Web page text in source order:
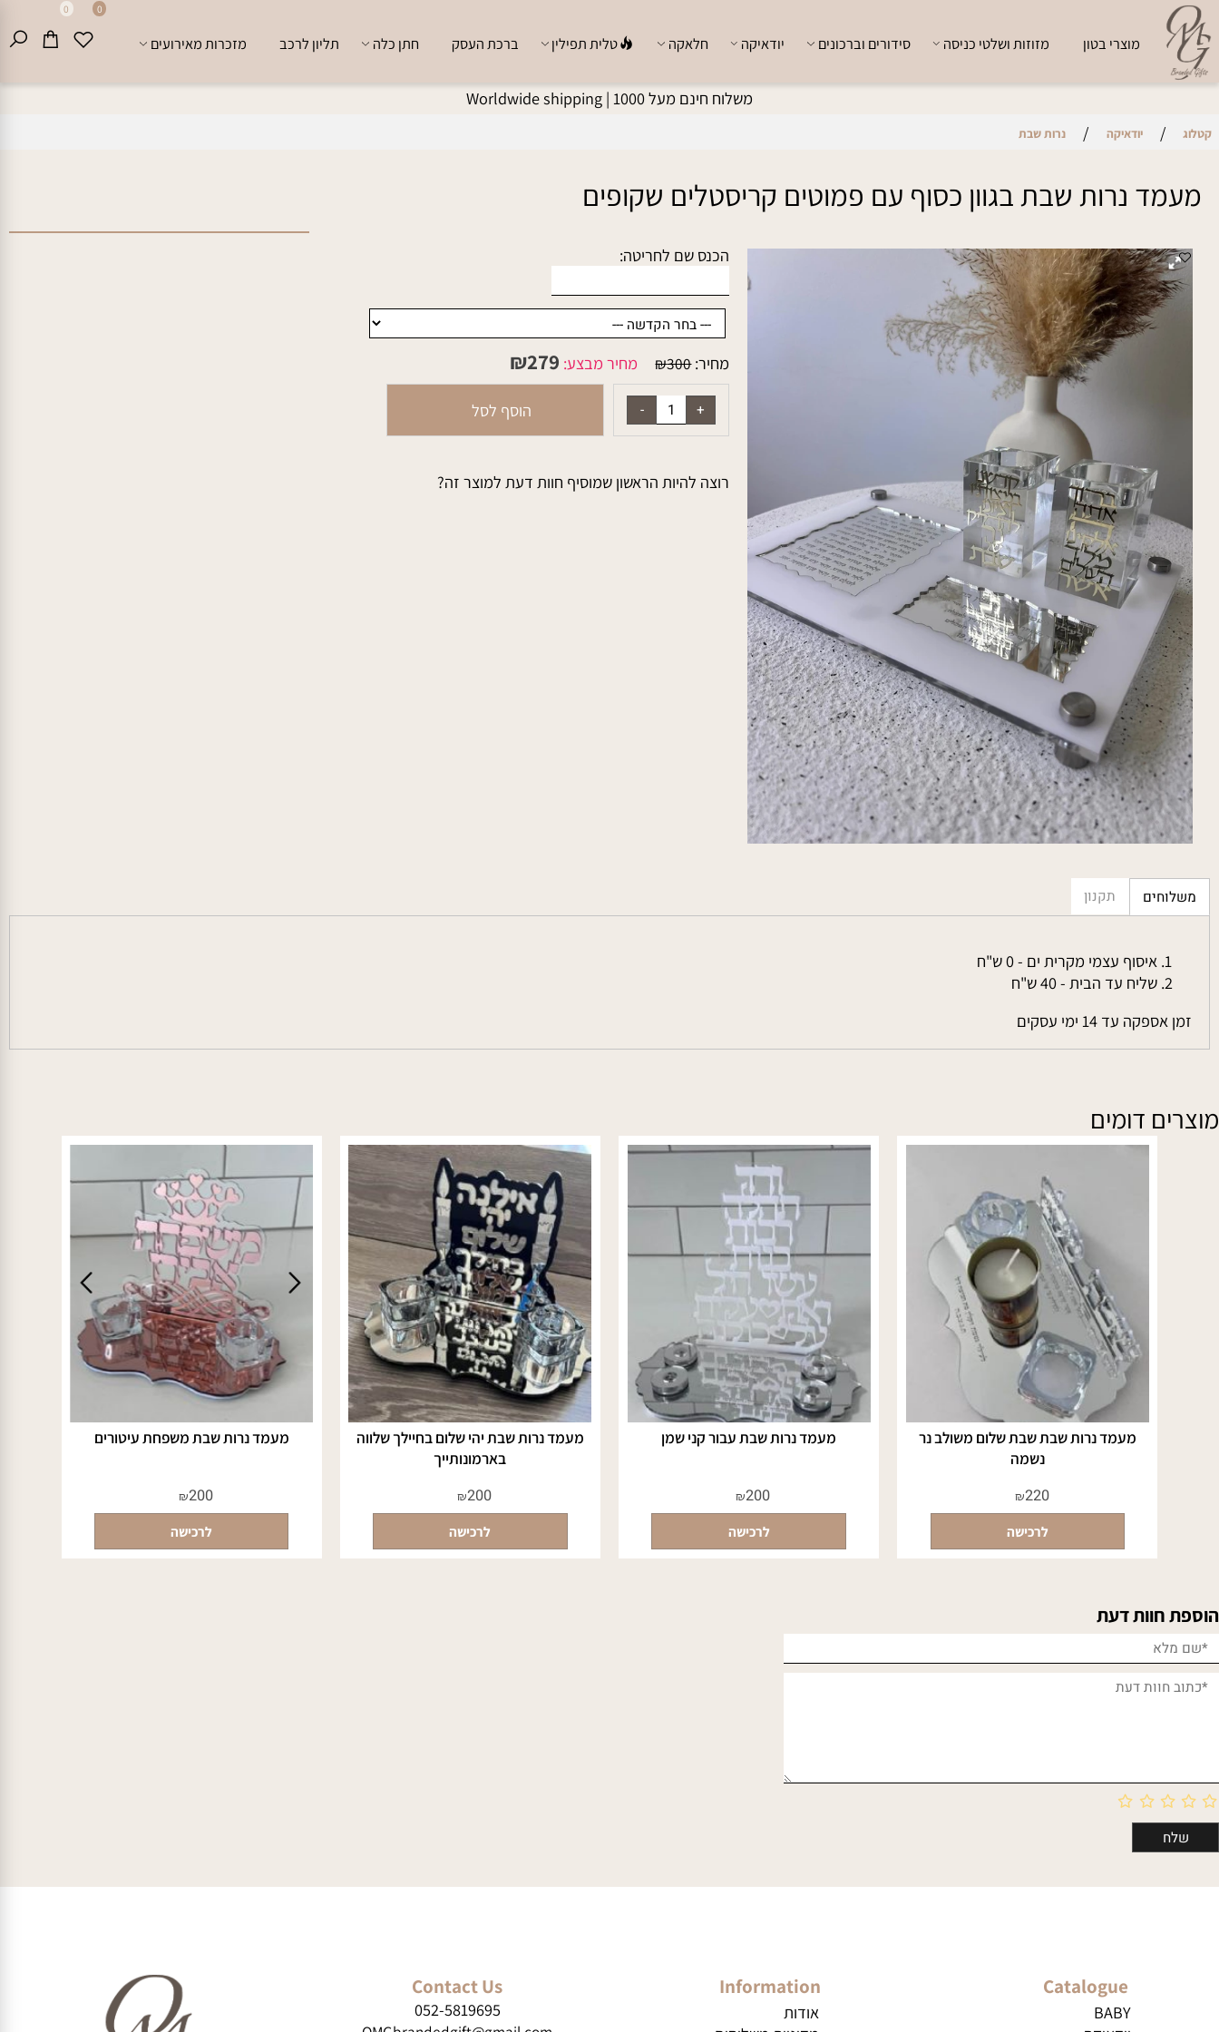
משלוח חינם מעל 1000 | Worldwide shipping
0 0
מוצרי בטון מזוזות ושלטי כניסה סידורים וברכונים יודאיקה חלאקה טלית תפילין ברכת העסק חתן כלה תליון לרכב מזכרות מאירועים
/ יודאיקה / נרות שבת
נרות שבת בגוון כסוף עם פמוטים קריסטלים שקופים
הכנס שם לחריטה:
מחיר: ₪300 מחיר מבצע: ₪279
הוסף לסל
שליח עד הבית - 40 ש"ח
מעמד נרות שבת שבת שלום משולב נר
נשמה
₪220
מעמד נרות שבת עבור קני שמן
₪200
מעמד נרות שבת יהי שלום בחיילך שלווה
בארמונותייך
₪200
מעמד נרות שבת משפחת עיטורים
₪200
דעת